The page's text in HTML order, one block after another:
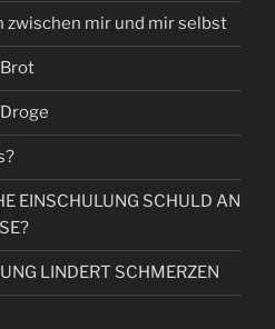
zwischen mir und mir selbst
EINSCHULUNG SCHULD AN
LINDERT SCHMERZEN